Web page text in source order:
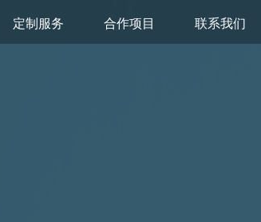
定制服务 合作项目 联系我们